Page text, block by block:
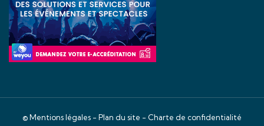
©Mentions légales - Plan du site - Charte de confidentialité